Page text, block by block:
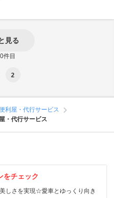
見る
件目
2
利屋・代行サービス
・代行サービス
をチェック
しさを実現☆愛車とゆっくり向き